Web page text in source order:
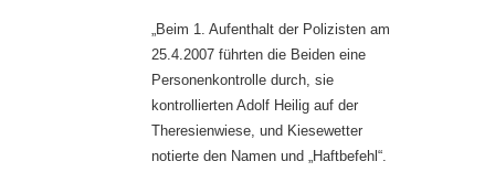
„Beim 1. Aufenthalt der Polizisten am
25.4.2007 führten die Beiden eine
Personenkontrolle durch, sie
kontrollierten Adolf Heilig auf der
Theresienwiese, und Kiesewetter
notierte den Namen und „Haftbefehl“.